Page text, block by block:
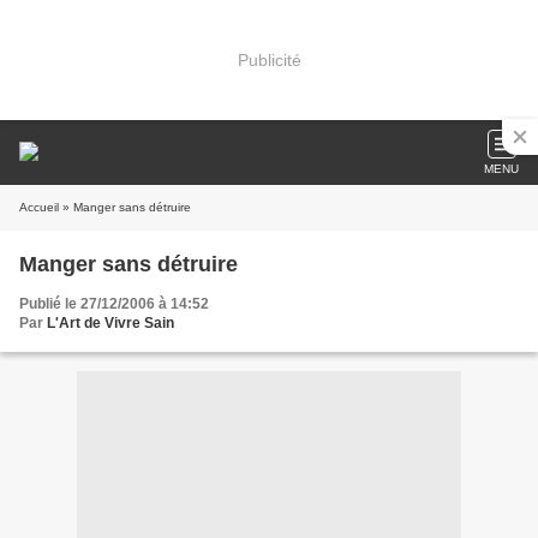
Publicité
MENU
Accueil » Manger sans détruire
Manger sans détruire
Publié le 27/12/2006 à 14:52
Par L'Art de Vivre Sain